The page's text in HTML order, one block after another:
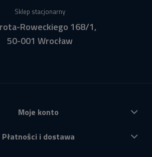
Sklep stacjonarny
Roweckiego 168/1,
50-001 Wrocław
Moje konto
Płatności i dostawa